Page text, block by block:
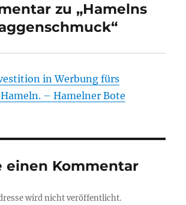
zu „Hamelns
in Werbung fürs
– Hamelner Bote
einen Kommentar
wird nicht veröffentlicht.